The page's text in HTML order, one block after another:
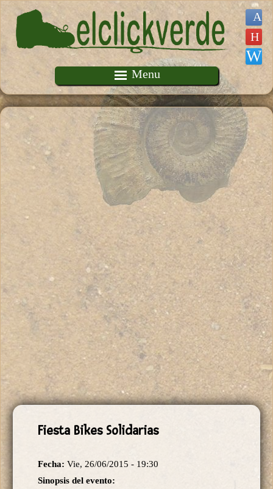
Pasar al contenido principal
Menu
Fiesta Bikes Solidarias
Fecha: Vie, 26/06/2015 - 19:30
Sinopsis del evento: